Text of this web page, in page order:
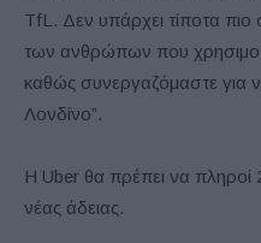
TfL. Δεν υπάρχει τίποτα
των ανθρώπων που
καθώς συνεργαζόμαστε για
Λονδίνο”.
Η Uber θα πρέπει να πληροί
νέας άδειας.